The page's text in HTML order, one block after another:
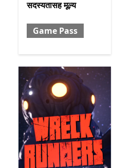
सदस्यतासह मूल्य
Game Pass